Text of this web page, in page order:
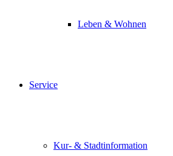
Leben & Wohnen
Service
Kur- & Stadtinformation